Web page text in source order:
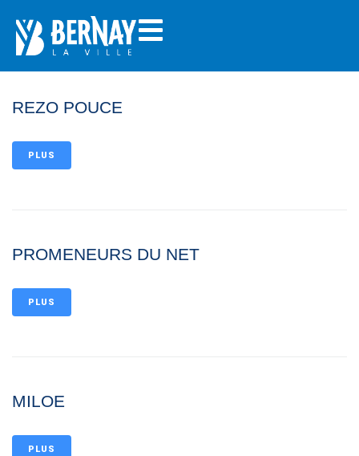
REZO POUCE
PLUS
PROMENEURS DU NET
PLUS
MILOE
PLUS